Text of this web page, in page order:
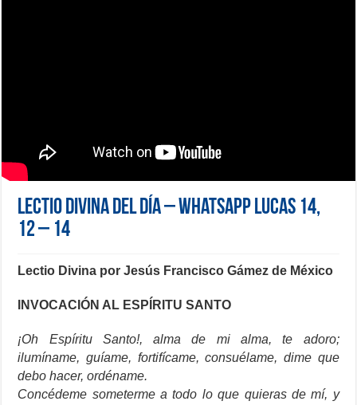
Lectio Divina del día – Whatsapp Lucas 14,
12 – 14
Lectio Divina por Jesús Francisco Gámez de México
INVOCACIÓN AL ESPÍRITU SANTO
¡Oh Espíritu Santo!, alma de mi alma, te adoro;
ilumíname, guíame, fortifícame, consuélame, dime que
debo hacer, ordéname.
Concédeme someterme a todo lo que quieras de mí, y